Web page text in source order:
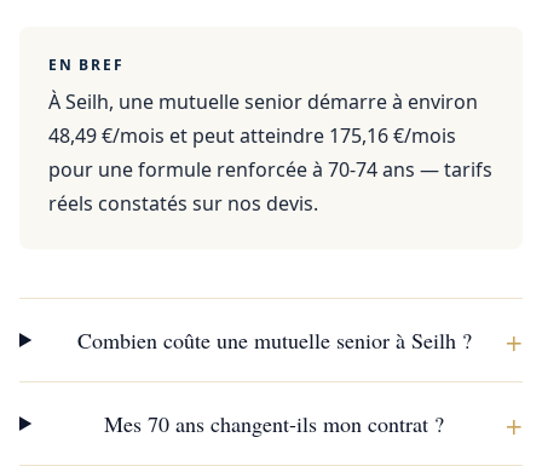
EN BREF
À Seilh, une mutuelle senior démarre à environ
48,49 €/mois et peut atteindre 175,16 €/mois
pour une formule renforcée à 70-74 ans — tarifs
réels constatés sur nos devis.
Combien coûte une mutuelle senior à Seilh ? +
Mes 70 ans changent-ils mon contrat ? +